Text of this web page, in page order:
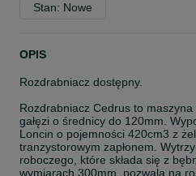
Stan: Nowe
OPIS
Rozdrabniacz dostępny.
Rozdrabniacz Cedrus to
gałęzi o średnicy do 120mm.
Loncin o pojemności 420cm3 z
tranzystorowym zapłonem.
roboczego, które składa się z
wymiarach 300mm, pozwala na